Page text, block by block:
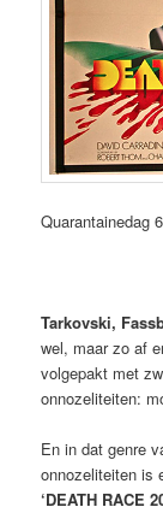
Quarantainedag
Tarkovski,
wel, maar zo af
volgepakt met
onnozeliteiten:
En in dat genre
onnozeliteiten is
‘DEATH RACE